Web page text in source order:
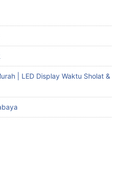
| LED Display Waktu Sholat &